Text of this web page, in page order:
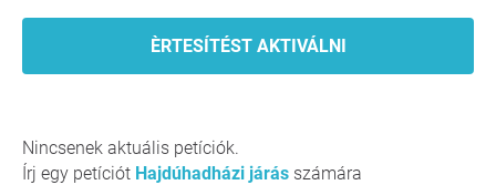
Nincsenek aktuális petíciók.
Írj egy petíciót Hajdúhadházi járás számára